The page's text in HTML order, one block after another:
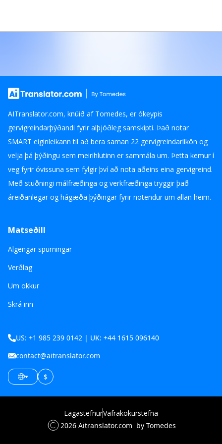
AITranslator.com, knúið af Tomedes, er ókeypis
gervigreindarþýðandi fyrir alþjóðleg samskipti. Það notar
SMART eiginleikann til að bera saman 22 gervigreindarlíkön og
velja þá þýðingu sem meirihlutinn er sammála um. Þetta kemur í
veg fyrir óvissuna sem fylgir því að nota aðeins eina gervigreind.
Með stuðningi málfræðinga og verkfræðinga tryggir það
áreiðanlegar og hágæða þýðingar fyrir notendur um allan heim.
Matseðill
Algengar spurningar
Verðlag
Um okkur
Skrá inn
US: +1 985 239 0142 | UK: +44 1615 096140
contact@aitranslator.com
$
2026 Aitranslator.com by Tomedes
LagastefnurVafrakökurstefna